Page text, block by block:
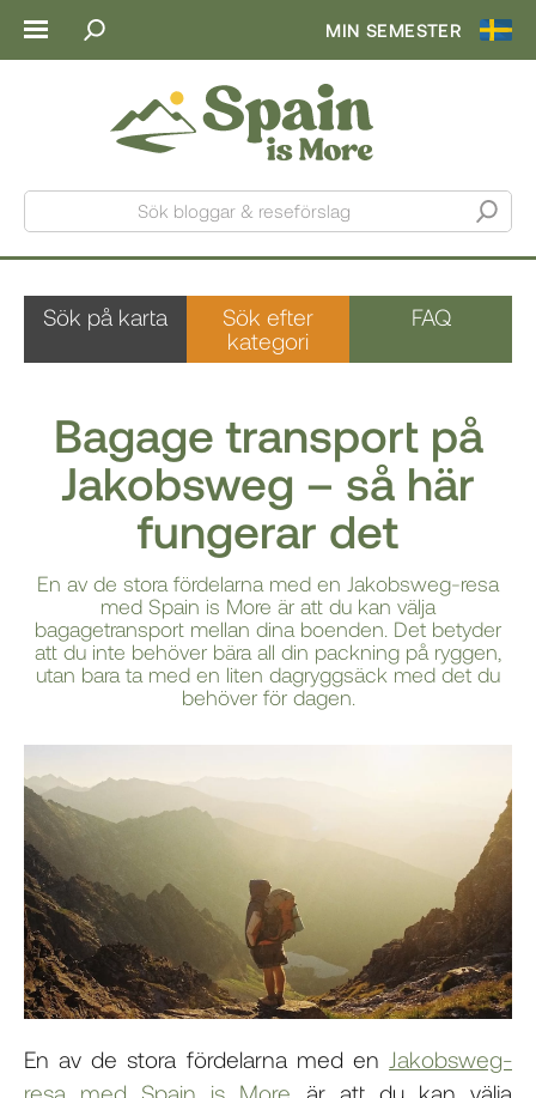
MIN SEMESTER
Sök bloggar & reseförslag
Sök på karta
Sök efter
kategori
FAQ
Bagage transport på
Jakobsweg – så här
fungerar det
En av de stora fördelarna med en Jakobsweg-resa
med Spain is More är att du kan välja
bagagetransport mellan dina boenden. Det betyder
att du inte behöver bära all din packning på ryggen,
utan bara ta med en liten dagryggsäck med det du
behöver för dagen.
En av de stora fördelarna med en Jakobsweg-